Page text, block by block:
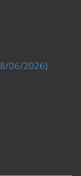
06/2026)